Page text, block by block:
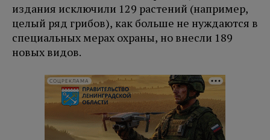
издания исключили 129 растений (например,
целый ряд грибов), как больше не нуждаются в
специальных мерах охраны, но внесли 189
новых видов.
СОЦРЕКЛАМА